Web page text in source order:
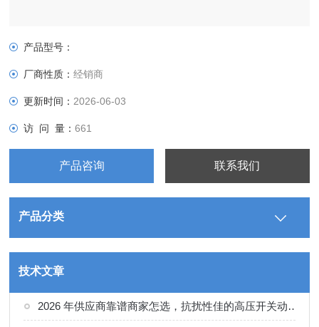
产品型号：
厂商性质：经销商
更新时间： 2026-06-03
访 问 量：661
产品咨询 联系我们
产品分类
技术文章
2026 年供应商靠谱商家怎选，抗扰性佳的高压开关动特性测试仪供应商甄别